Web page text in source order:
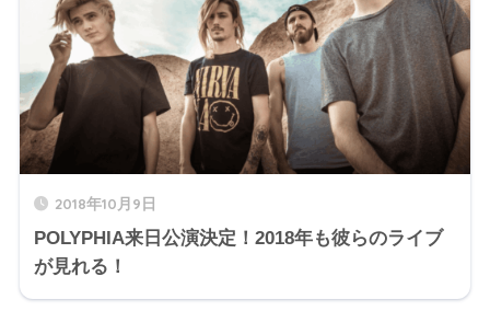
2018年10月9日
POLYPHIA来日公演決定！2018年も彼らのライブ
が見れる！